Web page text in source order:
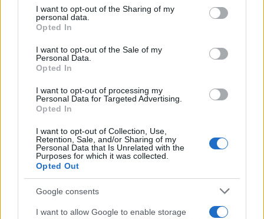
disclose it to other third parties.
Please note that this website/app uses one or more Google
services and may gather and store information including but
not limited to your visit or usage behaviour. You may click to
grant or deny consent to Google and its third-party tags to
consent section.
I want to opt-out of the Sharing of my
personal data.
Opted In
I want to opt-out of the Sale of my
Personal Data.
Opted In
I want to opt-out of processing my
Personal Data for Targeted Advertising.
Opted In
I want to opt-out of Collection, Use,
Retention, Sale, and/or Sharing of my
Personal Data that Is Unrelated with the
Purposes for which it was collected.
Opted Out
Google consents
I want to allow Google to enable storage